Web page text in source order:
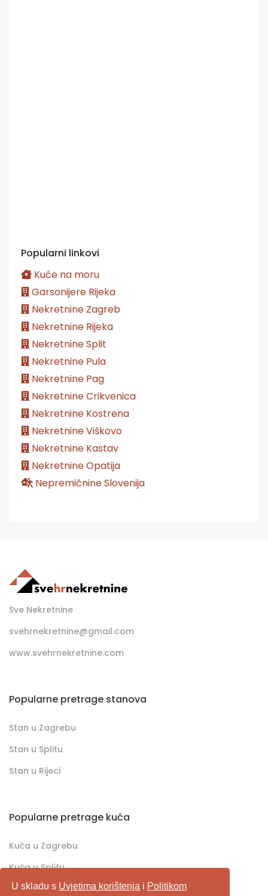
U skladu s Uvjetima korištenja i Politikom
Popularni linkovi
Kuće na moru
Garsonijere Rijeka
Nekretnine Zagreb
Nekretnine Rijeka
Nekretnine Split
Nekretnine Pula
Nekretnine Pag
Nekretnine Crikvenica
Nekretnine Kostrena
Nekretnine Viškovo
Nekretnine Kastav
Nekretnine Opatija
Nepremičnine Slovenija
Sve Nekretnine
svehrnekretnine@gmail.com
www.svehrnekretnine.com
Popularne pretrage stanova
Stan u Zagrebu
Stan u Splitu
Stan u Rijeci
Popularne pretrage kuća
Kuća u Zagrebu
Kuća u Splitu
Kuća u Rijeci